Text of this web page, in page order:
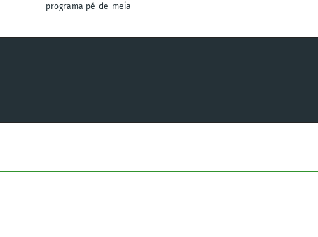
programa pé-de-meia